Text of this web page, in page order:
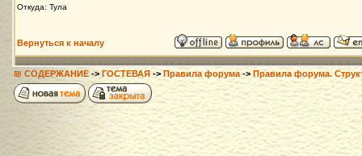
Откуда: Тула
Вернуться к началу
₪ СОДЕРЖАНИЕ->ГОСТЕВАЯ ->Правила форума-> Правила форума.